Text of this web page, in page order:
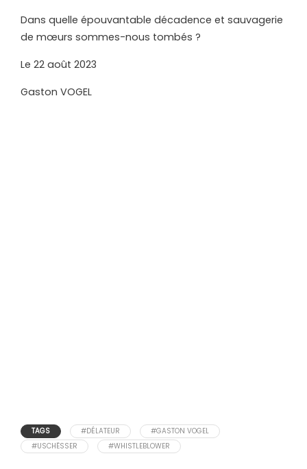
Dans quelle épouvantable décadence et sauvagerie
de mœurs sommes-nous tombés ?
Le 22 août 2023
Gaston VOGEL
TAGS #DÉLATEUR
#GASTON VOGEL
#USCHËSSER
#WHISTLEBLOWER